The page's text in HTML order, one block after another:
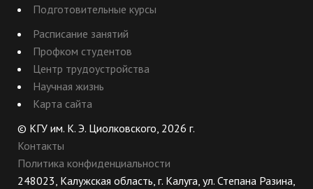
Подготовительные курсы
Расписание занятий
Профком студентов
Центр трудоустройства
Научная жизнь
Карта сайта
© КГУ им. К. Э. Циолковского, 2026 г.
Контакты
Политика конфиденциальности
248023, Калужская область, г. Калуга, ул. Степана Разина,